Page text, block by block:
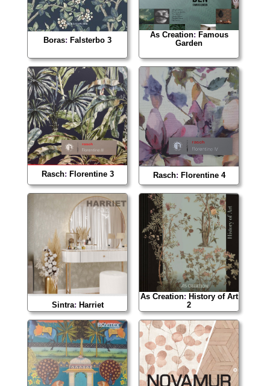
Boras: Falsterbo 3
As Creation: Famous
Garden
Rasch: Florentine 3 Rasch: Florentine 4
Sintra: Harriet
As Creation: History of Art
2